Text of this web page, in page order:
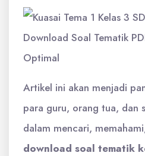
Artikel ini akan menjadi
para guru, orang tua, dan
dalam mencari,
download soal tematik